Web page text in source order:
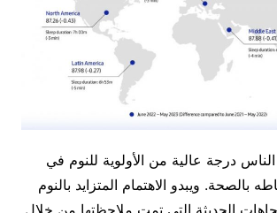
درجة عالية من الأولوية للنوم في
بالصحة. ويبدو الاهتمام المتزايد بالنوم
الحديثة التي تمت ملاحظتها من خلال